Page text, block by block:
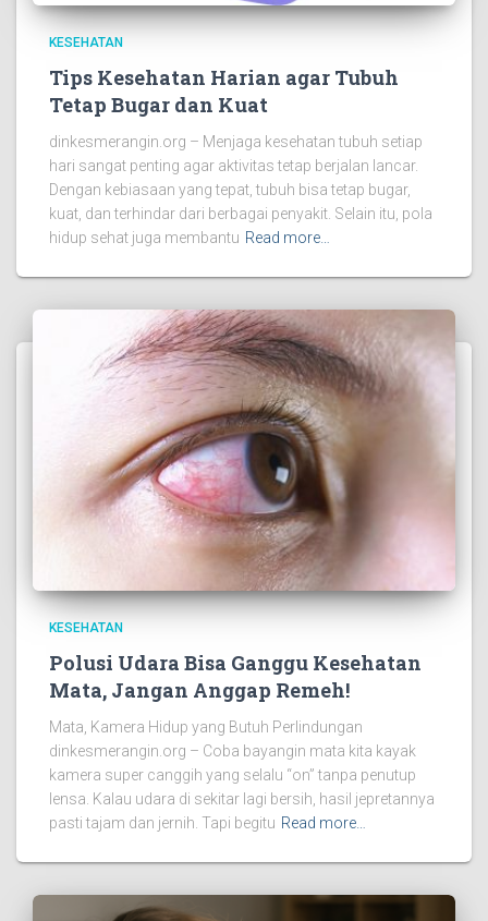
KESEHATAN
Tips Kesehatan Harian agar Tubuh
Tetap Bugar dan Kuat
dinkesmerangin.org – Menjaga kesehatan tubuh setiap
hari sangat penting agar aktivitas tetap berjalan lancar.
Dengan kebiasaan yang tepat, tubuh bisa tetap bugar,
kuat, dan terhindar dari berbagai penyakit. Selain itu, pola
hidup sehat juga membantu Read more…
KESEHATAN
Polusi Udara Bisa Ganggu Kesehatan
Mata, Jangan Anggap Remeh!
Mata, Kamera Hidup yang Butuh Perlindungan
dinkesmerangin.org – Coba bayangin mata kita kayak
kamera super canggih yang selalu “on” tanpa penutup
lensa. Kalau udara di sekitar lagi bersih, hasil jepretannya
pasti tajam dan jernih. Tapi begitu Read more…